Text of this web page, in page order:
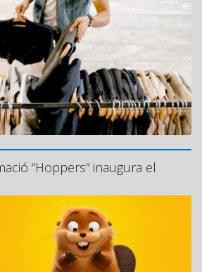
“Hoppers” inaugura el